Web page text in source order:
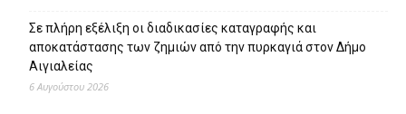
Σε πλήρη εξέλιξη οι διαδικασίες καταγραφής και
αποκατάστασης των ζημιών από την πυρκαγιά στον Δήμο
Αιγιαλείας
6 Αυγούστου 2026